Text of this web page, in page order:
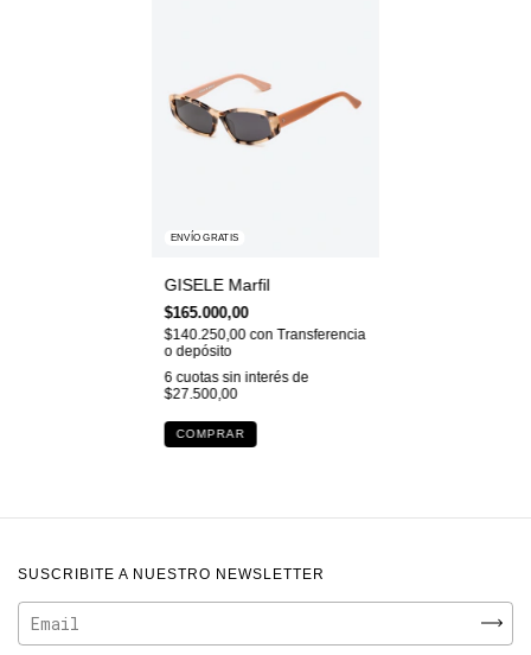
ENVÍO GRATIS
GISELE Marfil
$165.000,00
$140.250,00con Transferencia
o depósito
6 cuotas sin interés de
$27.500,00
SUSCRIBITE A NUESTRO NEWSLETTER